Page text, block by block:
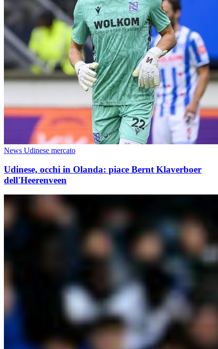
News Udinese mercato
Udinese, occhi in Olanda: piace Bernt Klaverboer
dell'Heerenveen